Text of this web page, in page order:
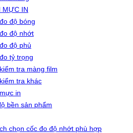
MỰC IN
độ bóng
độ nhớt
độ phủ
tỷ trọng
tra màng film
tra khác
in
bền sản phẩm
chọn cốc đo độ nhớt phù hợp